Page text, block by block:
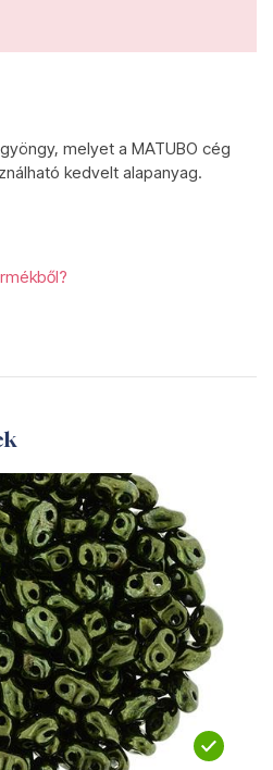
melyet a MATUBO cég
kedvelt alapanyag.